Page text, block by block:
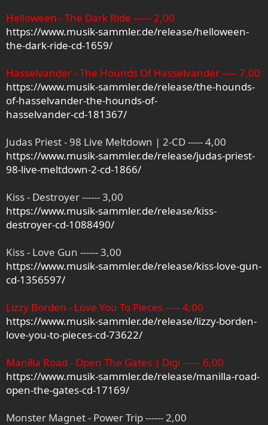
Helloween - The Dark Ride ------ 2,00
https://www.musik-sammler.de/release/helloween-
the-dark-ride-cd-1659/
Hasselvander - The Hounds Of Hasselvander ----- 7,00
https://www.musik-sammler.de/release/the-hounds-
of-hasselvander-the-hounds-of-
hasselvander-cd-181367/
Judas Priest - 98 Live Meltdown | 2-CD ----- 4,00
https://www.musik-sammler.de/release/judas-priest-
98-live-meltdown-2-cd-1866/
Kiss - Destroyer ------ 3,00
https://www.musik-sammler.de/release/kiss-
destroyer-cd-1088490/
Kiss - Love Gun ------ 3,00
https://www.musik-sammler.de/release/kiss-love-gun-
cd-1356597/
Lizzy Borden - Love You To Pieces ----- 4,00
https://www.musik-sammler.de/release/lizzy-borden-
love-you-to-pieces-cd-73622/
Manilla Road - Open The Gates | Digi ------ 6,00
https://www.musik-sammler.de/release/manilla-road-
open-the-gates-cd-17169/
Monster Magnet - Power Trip ------ 2,00